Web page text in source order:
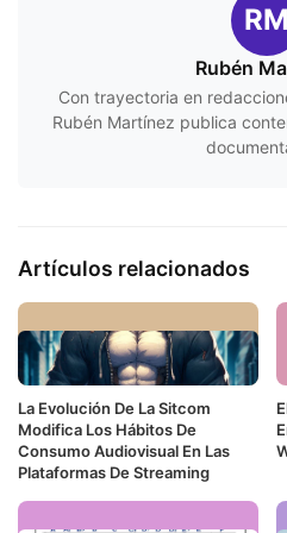
RM
Rubén
Con trayectoria en
Rubén Martínez publica
Artículos relacionados
La Evolución De La Sitcom
Modifica Los Hábitos De
Consumo Audiovisual En Las
Plataformas De Streaming